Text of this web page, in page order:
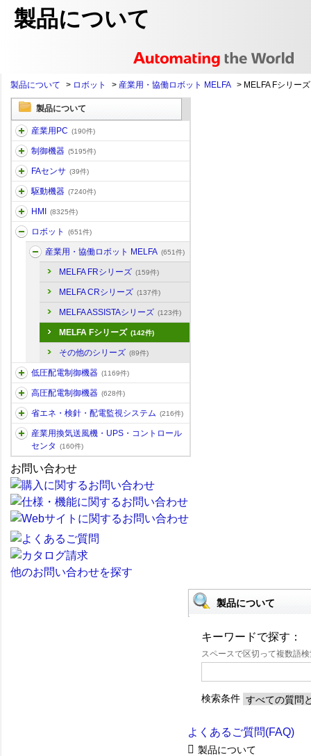
製品について
製品について > ロボット > 産業用・協働ロボット MELFA > MELFA Fシリーズ
製品について
産業用PC (190件)
制御機器 (5195件)
FAセンサ (39件)
駆動機器 (7240件)
HMI (8325件)
ロボット (651件)
産業用・協働ロボット MELFA (651件)
MELFA FRシリーズ (159件)
MELFA CRシリーズ (137件)
MELFA ASSISTAシリーズ (123件)
MELFA Fシリーズ (142件)
その他のシリーズ (89件)
低圧配電制御機器 (1169件)
高圧配電制御機器 (628件)
省エネ・検針・配電監視システム (216件)
産業用換気送風機・UPS・コントロール
センタ
(160件)
お問い合わせ
他のお問い合わせを探す
製品について
キーワードで探す：
スペースで区切って複数語
検索条件
よくあるご質問(FAQ)
製品について